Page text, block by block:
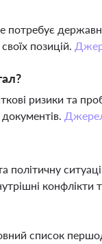
потребує
позицій.
ризики та
політичну
конфлікти
список